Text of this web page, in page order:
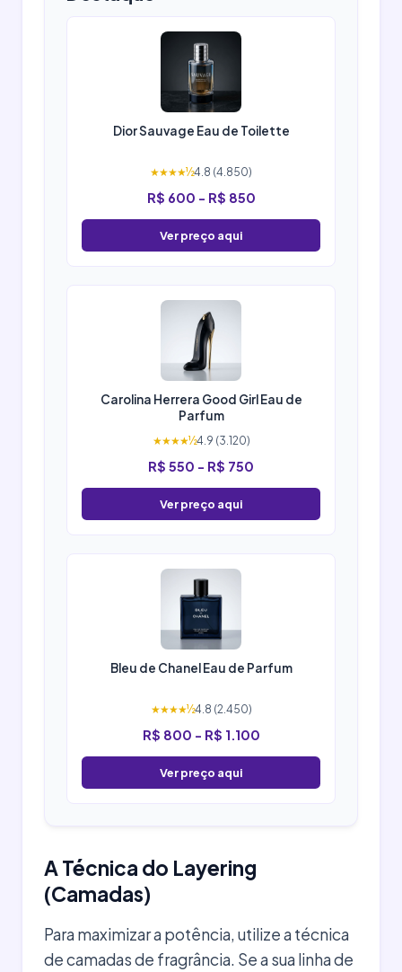
Dior Sauvage Eau de Toilette
★★★★½4.8 (4.850)
R$ 600 - R$ 850
Ver preço aqui
Carolina Herrera Good Girl Eau de
Parfum
★★★★½4.9 (3.120)
R$ 550 - R$ 750
Ver preço aqui
Bleu de Chanel Eau de Parfum
★★★★½4.8 (2.450)
R$ 800 - R$ 1.100
Ver preço aqui
A Técnica do Layering
(Camadas)
Para maximizar a potência, utilize a técnica
de camadas de fragrância. Se a sua linha de